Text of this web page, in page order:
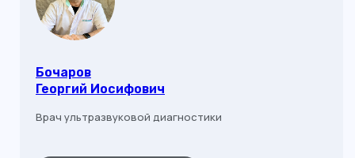
Бочаров
Георгий Иосифович
Врач ультразвуковой диагностики